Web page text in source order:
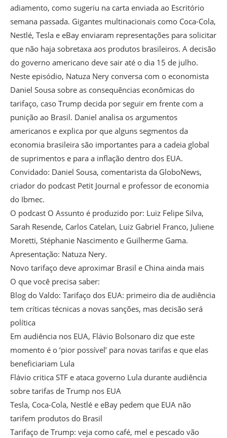
adiamento, como sugeriu na carta enviada ao Escritório
semana passada. Gigantes multinacionais como Coca-Cola,
Nestlé, Tesla e eBay enviaram representações para solicitar
que não haja sobretaxa aos produtos brasileiros. A decisão
do governo americano deve sair até o dia 15 de julho.
Neste episódio, Natuza Nery conversa com o economista
Daniel Sousa sobre as consequências econômicas do
tarifaço, caso Trump decida por seguir em frente com a
punição ao Brasil. Daniel analisa os argumentos
americanos e explica por que alguns segmentos da
economia brasileira são importantes para a cadeia global
de suprimentos e para a inflação dentro dos EUA.
Convidado: Daniel Sousa, comentarista da GloboNews,
criador do podcast Petit Journal e professor de economia
do Ibmec.
O podcast O Assunto é produzido por: Luiz Felipe Silva,
Sarah Resende, Carlos Catelan, Luiz Gabriel Franco, Juliene
Moretti, Stéphanie Nascimento e Guilherme Gama.
Apresentação: Natuza Nery.
Novo tarifaço deve aproximar Brasil e China ainda mais
O que você precisa saber:
Blog do Valdo: Tarifaço dos EUA: primeiro dia de audiência
tem críticas técnicas a novas sanções, mas decisão será
política
Em audiência nos EUA, Flávio Bolsonaro diz que este
momento é o ‘pior possível’ para novas tarifas e que elas
beneficiariam Lula
Flávio critica STF e ataca governo Lula durante audiência
sobre tarifas de Trump nos EUA
Tesla, Coca-Cola, Nestlé e eBay pedem que EUA não
tarifem produtos do Brasil
Tarifaço de Trump: veja como café, mel e pescado vão